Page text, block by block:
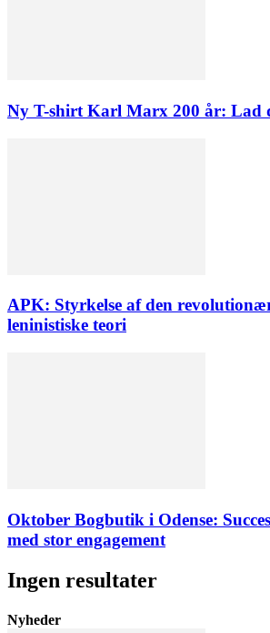
Ny T-shirt Karl Marx 200 år: Lad
APK: Styrkelse af den
leninistiske teori
Oktober Bogbutik i Odense:
med stor engagement
Ingen resultater
Nyheder